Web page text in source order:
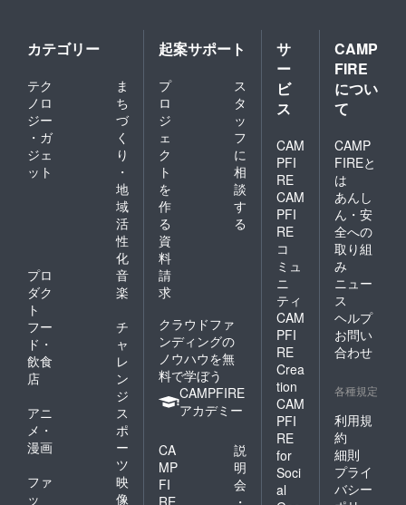
カテゴリー
テク
ノロ
ジー
・ガ
ジェ
ット
ま
ち
づ
く
り
・
地
域
活
性
化
プロ
ダク
ト
音
楽
フー
ド・
飲食
店
チ
ャ
レ
ン
ジ
アニ
メ・
漫画
ス
ポ
ー
ツ
ファ
ッ
映
像
起案サポート
プ
ロ
ジ
ェ
ク
ト
を
作
る
ス
タ
ッ
フ
に
相
談
す
る
資
料
請
求
クラウドファ
ンディングの
ノウハウを無
料で学ぼう
CAMPFIRE
アカデミー
CA
MP
FI
説
明
会
サ
ー
ビ
ス
CAM
PFI
RE
CAM
PFI
RE
コ
ミュ
ニ
ティ
CAM
PFI
RE
Crea
tion
CAM
PFI
RE
for
Soci
al
CAMP
FIRE
につい
て
CAMP
FIREと
は
あんし
ん・安
全への
取り組
み
ニュー
ス
ヘルプ
お問い
合わせ
各種規定
利用規
約
細則
プライ
バシー